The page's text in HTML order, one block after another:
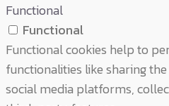
Functional
Functional
Functional cookies help to
functionalities like sharing
social media platforms,